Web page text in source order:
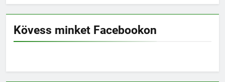
Kövess minket Facebookon